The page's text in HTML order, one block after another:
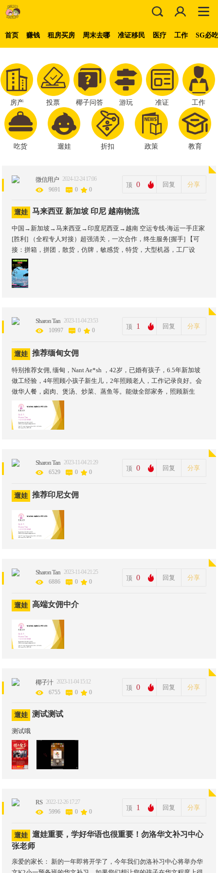
首页 赚钱 租房买房 周末去哪 准证移民 医疗 工作 SG必
房产 投票 椰子问答 游玩 准证 工作
吃货 遛娃 折扣 政策 教育
微信用户 2024-12-24 17:06
9691
0 0
顶 0 回复 分享
遛娃 马来西亚 新加坡 印尼 越南物流
中国→新加坡→马来西亚→印度尼西亚→越南 空运专线-海运一手庄家
[胜利] （全程专人对接）超强清关，一次合作，终生服务[握手] 【可
接：拼箱，拼团，散货，仿牌，敏感货，特货，大型机器，工厂设
备，食品，电池，粉末, 液体, 药品，手机，yan氵酉等等…】《万物皆
可运》[庆祝][庆祝][庆祝] 承诺丢货少件按您申报的价格100%赔偿[拳
头] 免费提供国内仓储，存放多久都行，提供免费拆包整合 WeChat：
Sharon Tan 2023-11-04 23:53
10997
0 0 顶 1 回复 分享
遛娃 推荐缅甸女佣
特别推荐女佣, 缅甸，Nant Ae*sh ，42岁，已婚有孩子，6.5年新加坡
做工经验，4年照顾小孩子新生儿，2年照顾老人，工作记录良好。会
做华人餐，卤肉、煲汤、炒菜、蒸鱼等。能做全部家务，照顾新生
儿，会讲英文，底薪700，月休2天，即刻开工
Sharon Tan 2023-11-04 21:29
6529
0 0 顶 0 回复 分享
遛娃 推荐印尼女佣
Sharon Tan 2023-11-04 21:25
6886
0 0 顶 0 回复 分享
遛娃 高端女佣中介
椰子汁 2023-11-04 15:12
6755
0 0
顶 0 回复 分享
遛娃 测试测试
测试哦
RS 2022-12-26 17:27
5996
0 0 顶 1 回复 分享
遛娃
遛娃重要，学好华语也很重要！勿洛华文补习中心
张老师
亲爱的家长： 新的一年即将开学了，今年我们勿洛补习中心将举办华